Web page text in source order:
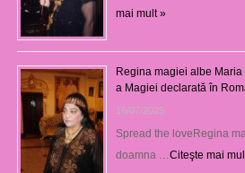
mai mult »
Regina magiei albe
a Magiei declarată în
16/07/2025
Spread the loveRegina
doamna …Citeşte mai